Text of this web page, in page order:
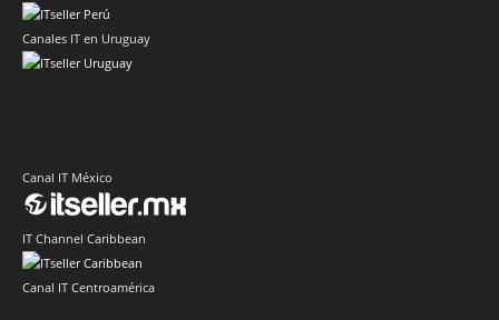
Canales IT en Uruguay
Canal IT México
IT Channel Caribbean
Canal IT Centroamérica